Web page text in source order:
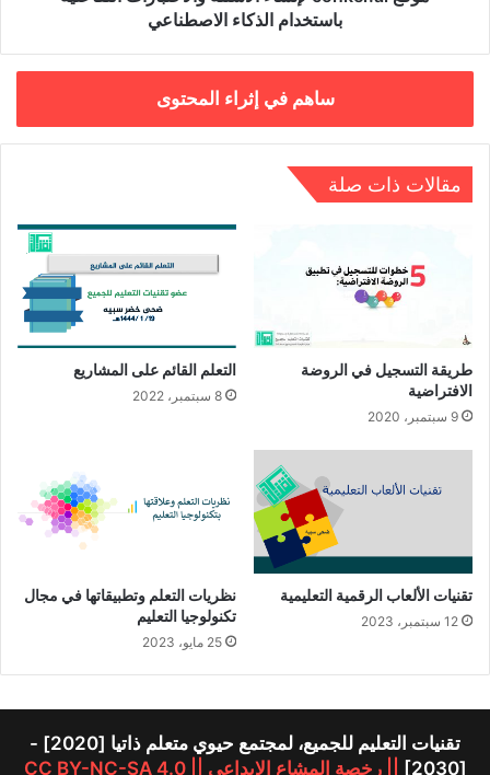
باستخدام الذكاء الاصطناعي
ساهم في إثراء المحتوى
مقالات ذات صلة
طريقة التسجيل في الروضة
الافتراضية
9 سبتمبر، 2020
التعلم القائم على المشاريع
8 سبتمبر، 2022
تقنيات الألعاب الرقمية التعليمية
12 سبتمبر، 2023
نظريات التعلم وتطبيقاتها في مجال
تكنولوجيا التعليم
25 مايو، 2023
تقنيات التعليم للجميع، لمجتمع حيوي متعلم ذاتيا [2020] -
[2030]
|| رخصة المشاع الإبداعي || CC BY-NC-SA 4.0